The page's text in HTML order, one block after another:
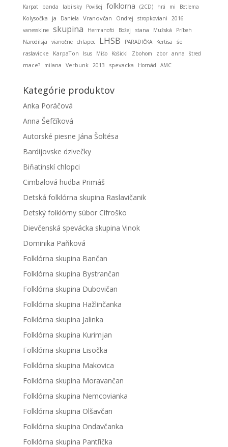
Karpat
banda labirsky Povišej folklorna (2CD) hrá mi
Betlema
Kolysočka
ja Daniela Vranovčan Ondrej stropkoviani
2016
vanesskine skupina Hermanofci Božej stana Mužská
Príbeh
Narodilsja
vianočne chlapec LHSB PARADIČKA Kertisa
śe
raslavicke
KarpaTon Isus Mišo Košicki Zbohom zbor anna
štred
mace?
milana Verbunk 2013 spevacka Hornád AMC
Kategórie produktov
Anka Poráčová
Anna Šefčíková
Autorské piesne Jána Šoltésa
Bardijovske dzivečky
Biňatinskí chlopci
Cimbalová hudba Primáš
Detská folklórna skupina Raslavičanik
Detský folklórny súbor Cifroško
Dievčenská spevácka skupina Vinok
Dominika Paňková
Folklórna skupina Bančan
Folklórna skupina Bystrančan
Folklórna skupina Dubovičan
Folklórna skupina Hažlinčanka
Folklórna skupina Jalinka
Folklórna skupina Kurimjan
Folklórna skupina Lisočka
Folklórna skupina Makovica
Folklórna skupina Moravančan
Folklórna skupina Nemcovianka
Folklórna skupina Olšavčan
Folklórna skupina Ondavčanka
Folklórna skupina Pantľička